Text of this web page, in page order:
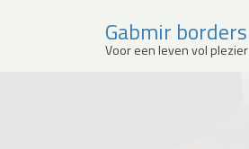
Gabmir borders
Voor een leven vol plezier